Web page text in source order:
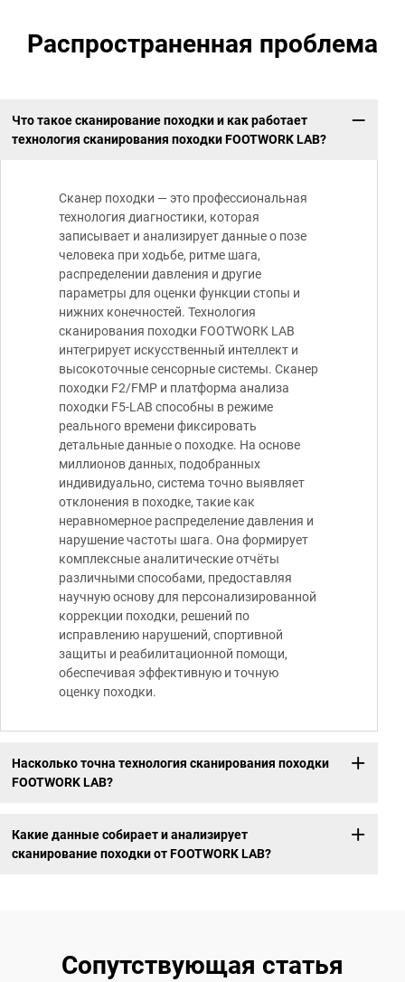
Распространенная проблема
Что такое сканирование походки и как работает
технология сканирования походки FOOTWORK LAB?
Сканер походки — это профессиональная
технология диагностики, которая
записывает и анализирует данные о позе
человека при ходьбе, ритме шага,
распределении давления и другие
параметры для оценки функции стопы и
нижних конечностей. Технология
сканирования походки FOOTWORK LAB
интегрирует искусственный интеллект и
высокоточные сенсорные системы. Сканер
походки F2/FMP и платформа анализа
походки F5-LAB способны в режиме
реального времени фиксировать
детальные данные о походке. На основе
миллионов данных, подобранных
индивидуально, система точно выявляет
отклонения в походке, такие как
неравномерное распределение давления и
нарушение частоты шага. Она формирует
комплексные аналитические отчёты
различными способами, предоставляя
научную основу для персонализированной
коррекции походки, решений по
исправлению нарушений, спортивной
защиты и реабилитационной помощи,
обеспечивая эффективную и точную
оценку походки.
Насколько точна технология сканирования походки
FOOTWORK LAB?
Какие данные собирает и анализирует
сканирование походки от FOOTWORK LAB?
Сопутствующая статья